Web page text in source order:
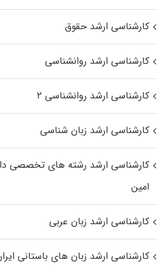
کارشناسی ارشد حقوق
کارشناسی ارشد روانشناسی
کارشناسی ارشد روانشناسی ۲
کارشناسی ارشد زبان شناسی
کارشناسی ارشد رﺷﺘﻪ ﻫﺎی تخصصی
اﻣﻴﻦ
کارشناسی ارشد زبان عربی
کارشناسی ارشد زبان‌ های باستانی